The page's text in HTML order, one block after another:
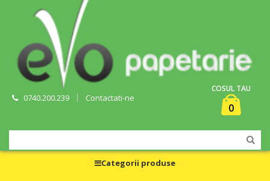
0740.200.239 Contactati-ne
COSUL TAU
0
Categorii produse